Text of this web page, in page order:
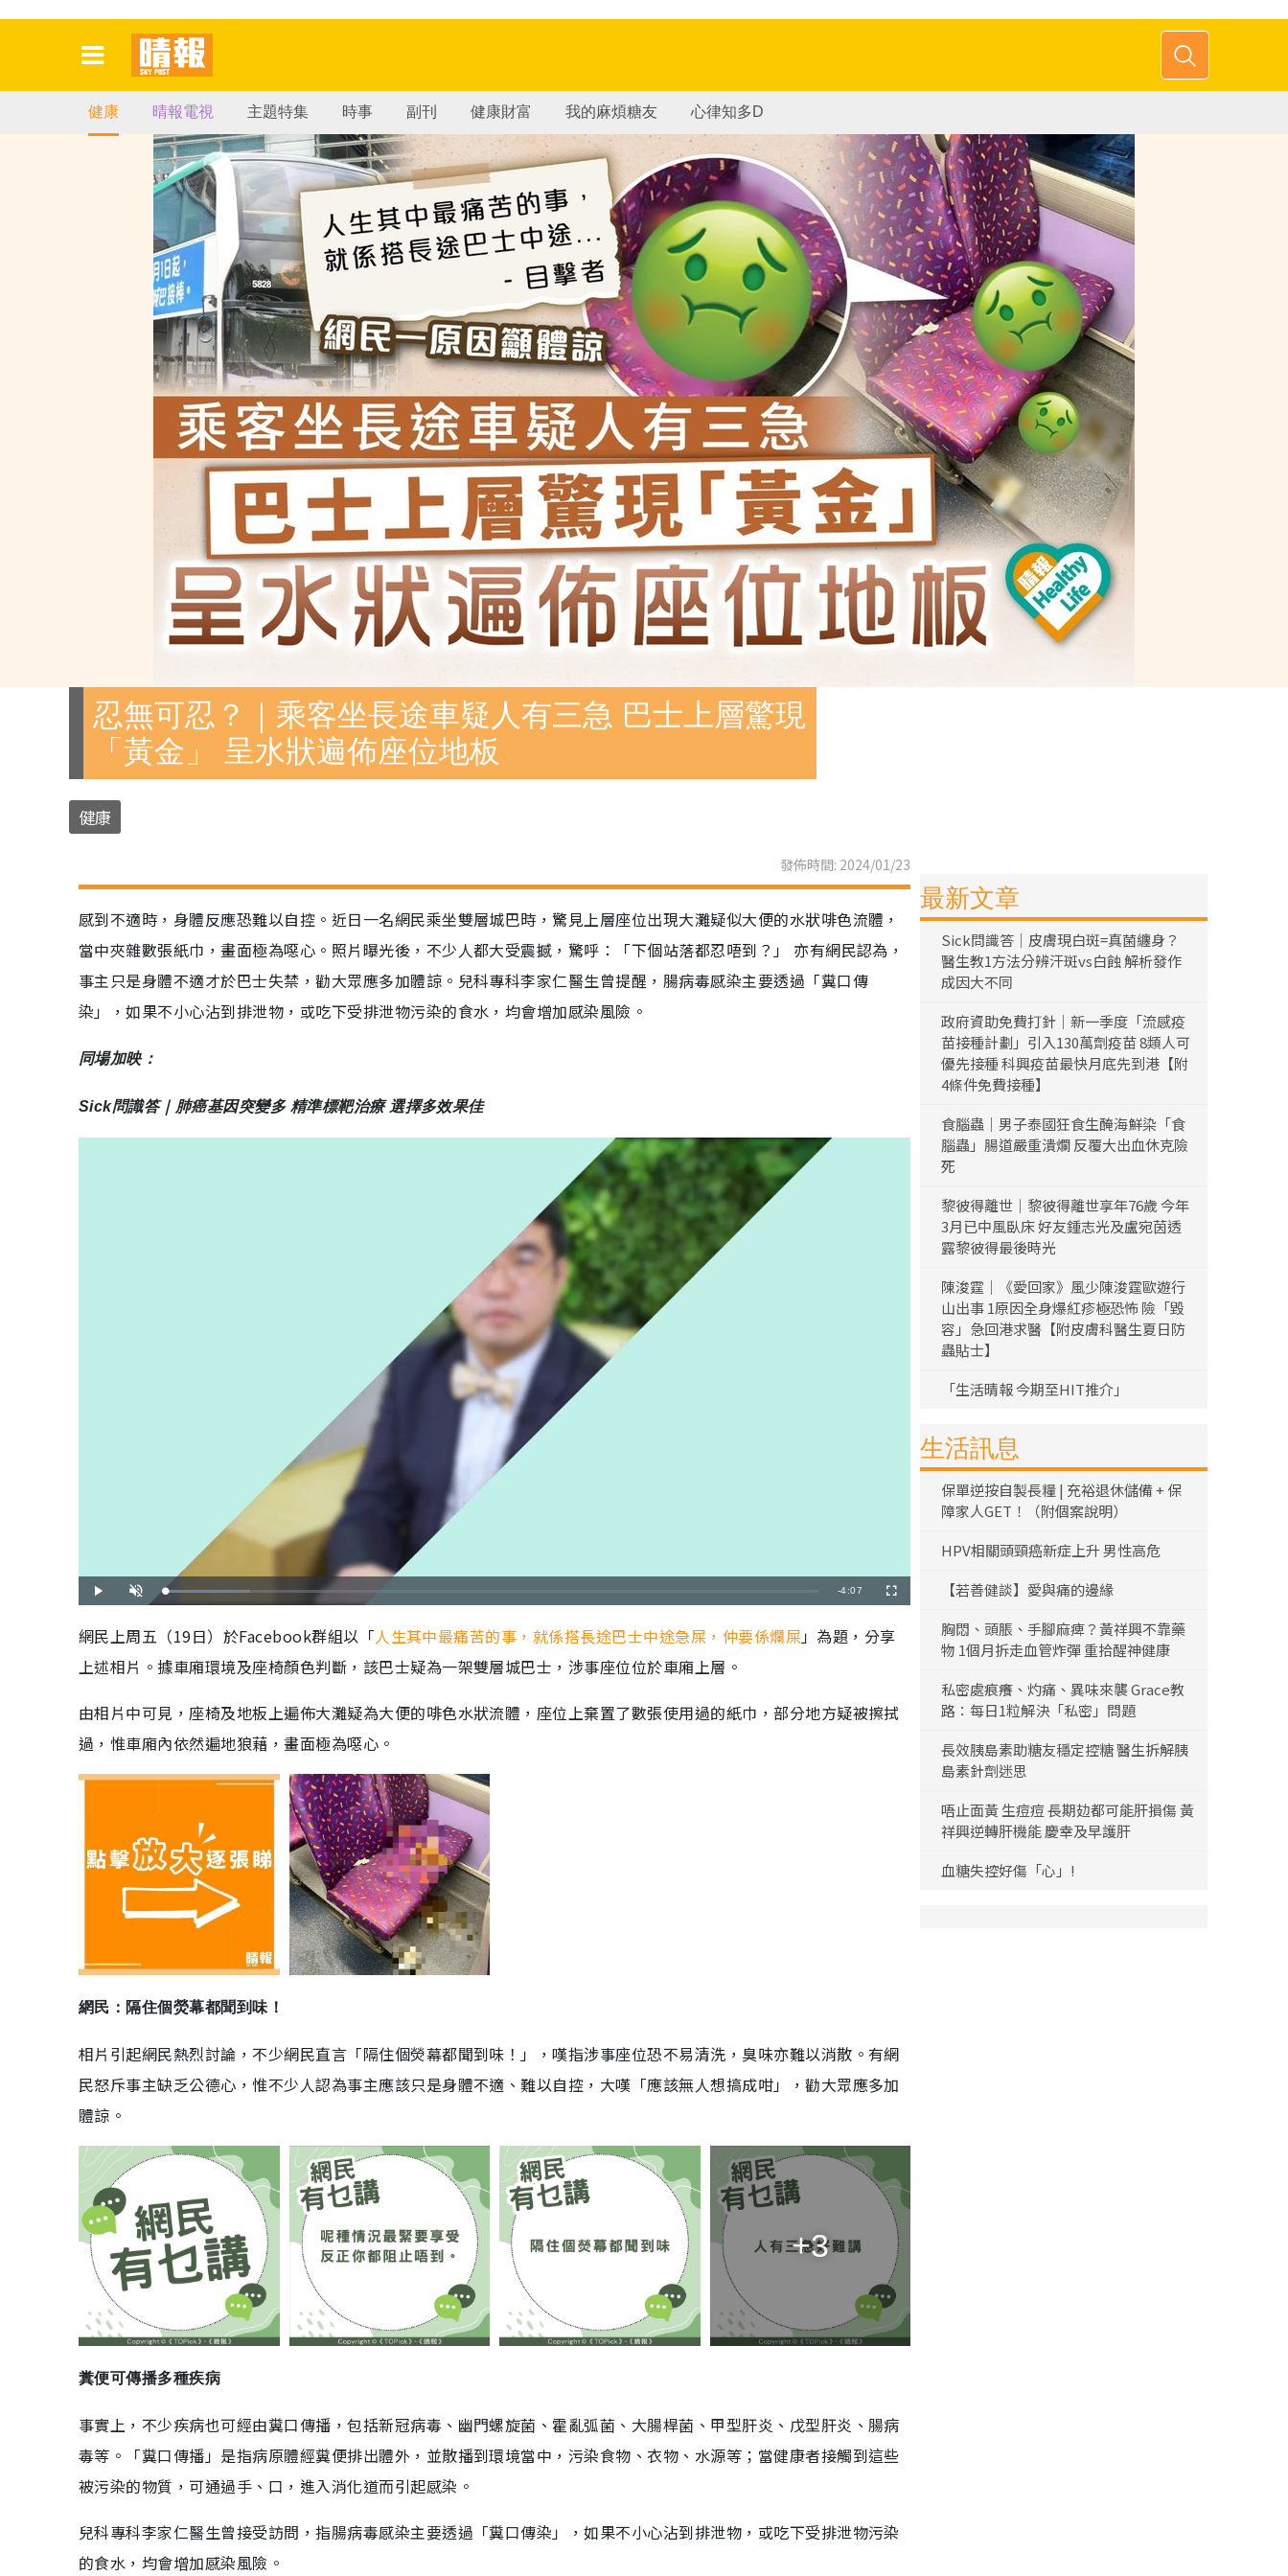
健康 晴報電視 主題特集 時事 副刊 健康財富 我的麻煩糖友 心律知多D
忍無可忍？｜乘客坐長途車疑人有三急 巴士上層驚現
「黃金」 呈水狀遍佈座位地板
健康
發佈時間: 2024/01/23
感到不適時，身體反應恐難以自控。近日一名網民乘坐雙層城巴時，驚見上層座位出現大灘疑似大便的水狀啡色流體，
當中夾雜數張紙巾，畫面極為噁心。照片曝光後，不少人都大受震撼，驚呼：「下個站落都忍唔到？」 亦有網民認為，
事主只是身體不適才於巴士失禁，勸大眾應多加體諒。兒科專科李家仁醫生曾提醒，腸病毒感染主要透過「糞口傳
染」，如果不小心沾到排泄物，或吃下受排泄物污染的食水，均會增加感染風險。
同場加映：
Sick問識答｜肺癌基因突變多 精準標靶治療 選擇多效果佳
播
放
開
啟
載
入
:
1
.
1
剩
-4:07
全
螢
網民上周五（19日）於Facebook群組以「人生其中最痛苦的事，就係搭長途巴士中途急屎，仲要係爛屎」為題，分享
上述相片。據車廂環境及座椅顏色判斷，該巴士疑為一架雙層城巴士，涉事座位位於車廂上層。
由相片中可見，座椅及地板上遍佈大灘疑為大便的啡色水狀流體，座位上棄置了數張使用過的紙巾，部分地方疑被擦拭
過，惟車廂內依然遍地狼藉，畫面極為噁心。
網民：隔住個熒幕都聞到味！
相片引起網民熱烈討論，不少網民直言「隔住個熒幕都聞到味！」，嘆指涉事座位恐不易清洗，臭味亦難以消散。有網
民怒斥事主缺乏公德心，惟不少人認為事主應該只是身體不適、難以自控，大嘆「應該無人想搞成咁」，勸大眾應多加
體諒。
+3
糞便可傳播多種疾病
事實上，不少疾病也可經由糞口傳播，包括新冠病毒、幽門螺旋菌、霍亂弧菌、大腸桿菌、甲型肝炎、戊型肝炎、腸病
毒等。「糞口傳播」是指病原體經糞便排出體外，並散播到環境當中，污染食物、衣物、水源等；當健康者接觸到這些
被污染的物質，可通過手、口，進入消化道而引起感染。
兒科專科李家仁醫生曾接受訪問，指腸病毒感染主要透過「糞口傳染」，如果不小心沾到排泄物，或吃下受排泄物污染
的食水，均會增加感染風險。
最新文章
Sick問識答｜皮膚現白斑=真菌纏身？
醫生教1方法分辨汗斑vs白蝕 解析發作
成因大不同
政府資助免費打針｜新一季度「流感疫
苗接種計劃」引入130萬劑疫苗 8類人可
優先接種 科興疫苗最快月底先到港【附
4條件免費接種】
食腦蟲｜男子泰國狂食生醃海鮮染「食
腦蟲」腸道嚴重潰爛 反覆大出血休克險
死
黎彼得離世｜黎彼得離世享年76歲 今年
3月已中風臥床 好友鍾志光及盧宛茵透
露黎彼得最後時光
陳浚霆｜《愛回家》風少陳浚霆歐遊行
山出事 1原因全身爆紅疹極恐怖 險「毀
容」急回港求醫【附皮膚科醫生夏日防
蟲貼士】
「生活晴報 今期至HIT推介」
生活訊息
保單逆按自製長糧 | 充裕退休儲備 + 保
障家人GET！（附個案說明）
HPV相關頭頸癌新症上升 男性高危
【若善健談】愛與痛的邊緣
胸悶、頭脹、手腳麻痺？黃祥興不靠藥
物 1個月拆走血管炸彈 重拾醒神健康
私密處痕癢、灼痛、異味來襲 Grace教
路：每日1粒解決「私密」問題
長效胰島素助糖友穩定控糖 醫生拆解胰
島素針劑迷思
唔止面黃 生痘痘 長期攰都可能肝損傷 黃
祥興逆轉肝機能 慶幸及早護肝
血糖失控好傷「心」!